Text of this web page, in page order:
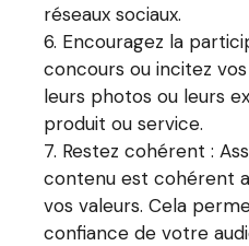
réseaux sociaux.
Encouragez la
concours ou incitez
leurs photos ou leurs
produit ou service.
Restez cohérent :
contenu est cohérent
vos valeurs. Cela
confiance de votre